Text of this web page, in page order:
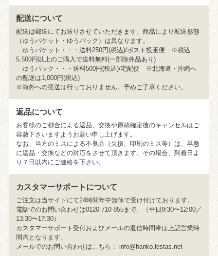
配送について
配送は郵送にてお送りさせていただきます。商品により配送形態
（ゆうパケット・ゆうパック）は異なります。
ゆうパケット・・・送料250円(税込)/ポスト投函便 ※税込
5,500円以上のご購入で送料無料(一部除外品あり)
ゆうパック・・・送料500円(税込)/宅配便 ※北海道・沖縄へ
の配送は1,000円(税込)
※海外への発送は行っておりません。予めご了承ください。
返品について
お客様のご都合による返品、交換や原稿確定後のキャンセルはご
容赦下さいますようお願い申し上げます。
なお、当方のミスによる不良品（欠損、印刷のミス等）は、早急
に返品・交換などの対応をさせて頂きます。その場合、到着日よ
り７日以内にご連絡を下さい。
カスタマーサポートについて
ご注文は当サイトにて24時間年中無休で受け付けております。
電話でのお問い合わせは0120-710-855まで。（平日9:30〜12:00／
13:30〜17:30）
カスタマーサポート受付およびメールの返信時間帯は上記営業時
間内となります。
メールでのお問い合わせはこちら： info@hanko.lestas.net